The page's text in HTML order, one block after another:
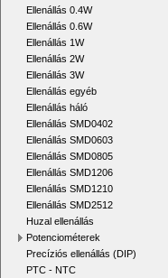
Ellenállás 0.4W
Ellenállás 0.6W
Ellenállás 1W
Ellenállás 2W
Ellenállás 3W
Ellenállás egyéb
Ellenállás háló
Ellenállás SMD0402
Ellenállás SMD0603
Ellenállás SMD0805
Ellenállás SMD1206
Ellenállás SMD1210
Ellenállás SMD2512
Huzal ellenállás
Potenciométerek
Precíziós ellenállás (DIP)
PTC - NTC